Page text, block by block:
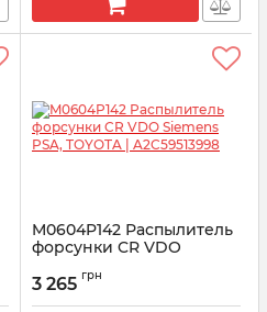
M0604P142 Распылитель
форсунки CR VDO
A2C59513998
Артикул: A2C59513998
3 265 грн